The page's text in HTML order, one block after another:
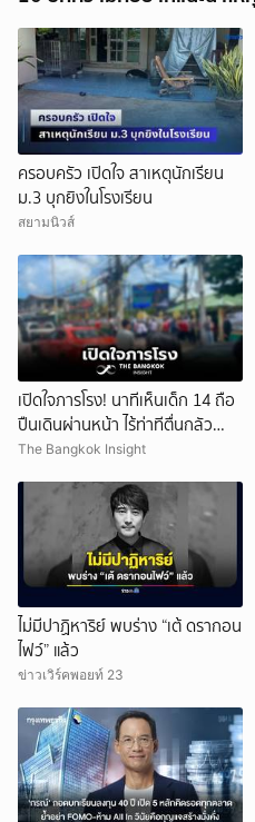
ครอบครัว เปิดใจ สาเหตุนักเรียน
ม.3 บุกยิงในโรงเรียน
สยามนิวส์
เปิดใจภารโรง! นาทีเห็นเด็ก 14 ถือ
ปืนเดินผ่านหน้า ไร้ท่าทีตื่นกลัว
ก่อนหลบตำรวจขึ้นอีกอาคาร
The Bangkok Insight
ไม่มีปาฏิหาริย์ พบร่าง “เต้ ดรากอน
ไฟว์” แล้ว
ข่าวเวิร์คพอยท์ 23